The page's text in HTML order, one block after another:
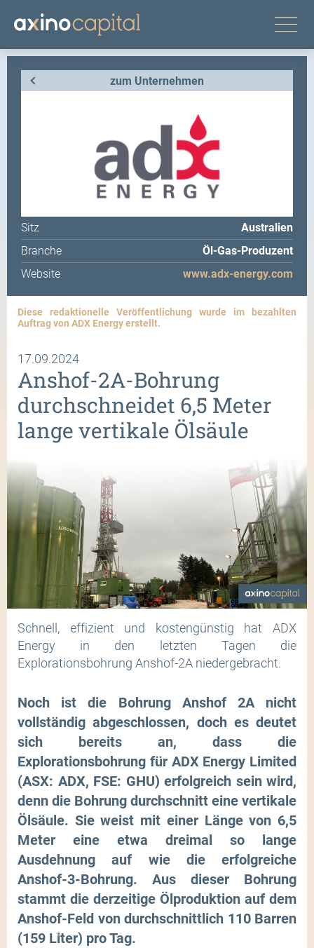
zum Unternehmen
Sitz
Australien
Branche
Öl-Gas-Produzent
Website
www.adx-energy.com
Diese redaktionelle Veröffentlichung wurde im bezahlten
Auftrag von ADX Energy erstellt.
17.09.2024
Anshof-2A-Bohrung
durchschneidet 6,5 Meter
lange vertikale Ölsäule
Schnell, effizient und kostengünstig hat ADX
Energy in den letzten Tagen die
Explorationsbohrung Anshof-2A niedergebracht.
Noch ist die Bohrung Anshof 2A nicht
vollständig abgeschlossen, doch es deutet
sich bereits an, dass die
Explorationsbohrung für ADX Energy Limited
(ASX: ADX, FSE: GHU) erfolgreich sein wird,
denn die Bohrung durchschnitt eine vertikale
Ölsäule. Sie weist mit einer Länge von 6,5
Meter eine etwa dreimal so lange
Ausdehnung auf wie die erfolgreiche
Anshof-3-Bohrung. Aus dieser Bohrung
stammt die derzeitige Ölproduktion auf dem
Anshof-Feld von durchschnittlich 110 Barren
(159 Liter) pro Tag.